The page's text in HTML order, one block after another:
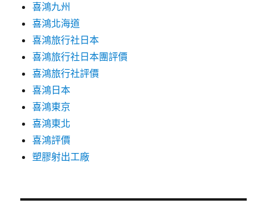
喜鴻九州
喜鴻北海道
喜鴻旅行社日本
喜鴻旅行社日本團評價
喜鴻旅行社評價
喜鴻日本
喜鴻東京
喜鴻東北
喜鴻評價
塑膠射出工廠